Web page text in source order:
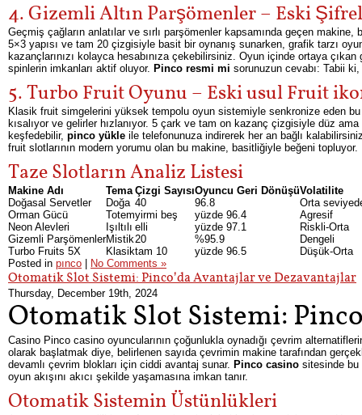
4. Gizemli Altın Parşömenler – Eski
Geçmiş çağların anlatılar ve sırlı parşömenler kapsamında geçen
5×3 yapısı ve tam 20 çizgisiyle basit bir oynanış sunarken, grafik tarzı
kazançlarınızı kolayca hesabınıza çekebilirsiniz. Oyun içinde ortaya
spinlerin imkanları aktif oluyor. Pinco resmi mi sorunuzun cevabı: Tabii
5. Turbo Fruit Oyunu – Eski usul Fruit
Klasik fruit simgelerini yüksek tempolu oyun sistemiyle senkronize eden bu
kısalıyor ve gelirler hızlanıyor. 5 çark ve tam on kazanç çizgisiyle düz
keşfedebilir, pinco yükle ile telefonunuza indirerek her an bağlı
fruit slotlarının modern yorumu olan bu makine, basitliğiyle beğeni topluyor.
Taze Slotların Analiz Listesi
Makine Adı Tema Çizgi SayısıOyuncu Geri DönüşüVolatilite
Doğasal Servetler
Doğa 40 96.8
Orta
Orman Gücü
Totemyirmi beş yüzde 96.4
Agresif
Neon Alevleri
Işıltılı elli yüzde 97.1
Riskli-Orta
Gizemli ParşömenlerMistik20 %95.9
Dengeli
Turbo Fruits 5X
Klasiktam 10 yüzde 96.5
Düşük-Orta
Posted in pınco No Comments »
Otomatik Slot Sistemi: Pinco’da Avantajlar ve Dezavantajlar
Thursday, December 19th, 2024
Otomatik Slot Sistemi:
Casino Pinco casino oyuncularının çoğunlukla oynadığı çevrim
olarak başlatmak diye, belirlenen sayıda çevrimin makine tarafından
devamlı çevrim blokları için ciddi avantaj sunar. Pinco casino sitesinde bu
oyun akışını akıcı şekilde yaşamasına imkan tanır.
Otomatik Sistemin Üstünlükleri